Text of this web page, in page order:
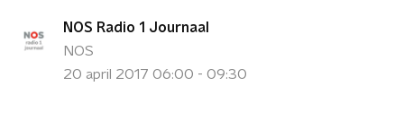
NOS Radio 1 Journaal
NOS
20 april 2017 06:00 - 09:30